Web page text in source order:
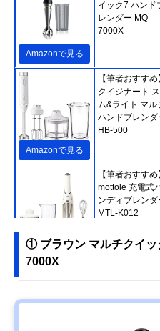
Amazonで見る
イック7 ハンド
レンダー MQ
7000X
Amazonで見る
【筆者おすすめ
クイジナート ス
ム&ライト マル
ハンドブレンダ
HB-500
Amazonで見る
【筆者おすすめ
mottole 充電式
ンディブレンダ
MTL-K012
ドレス充電式ハ
① ブラウン マルチクイッ
7000X